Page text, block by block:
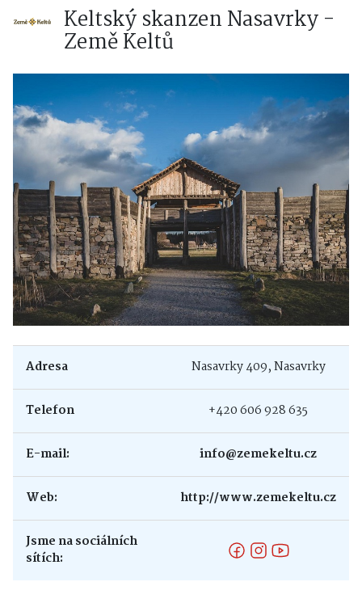
Keltský skanzen Nasavrky -
Země Keltů
Adresa Nasavrky 409, Nasavrky
Telefon +420 606 928 635
E-mail: info@zemekeltu.cz
Web: http://www.zemekeltu.cz
Jsme na sociálních
sítích: